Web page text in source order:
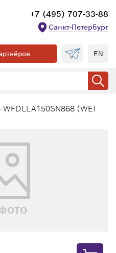
+7 (495) 707-33-88
Санкт-Петербург
EN
(WEI